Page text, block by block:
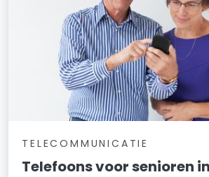
TELECOMMUNICATIE
Telefoons voor senioren